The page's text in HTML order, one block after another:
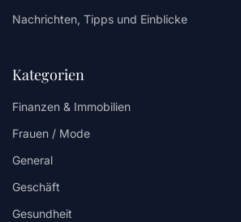
Nachrichten, Tipps und Einblicke
Kategorien
Finanzen & Immobilien
Frauen / Mode
General
Geschäft
Gesundheit